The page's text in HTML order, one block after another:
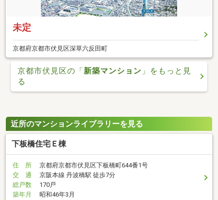
未定
京都府京都市伏見区深草六反田町
京都市伏見区の「新築マンション 」をもっと見
る
近所のマンションライブラリーを見る
下板橋住宅Ｅ棟
住 所
京都府京都市伏見区下板橋町644番1号
交 通
京阪本線 丹波橋駅 徒歩7分
総戸数
170戸
築年月
昭和46年3月